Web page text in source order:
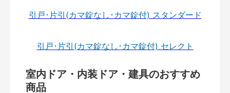
引戸･片引(カマ錠なし･カマ錠付) スタンダード
引戸･片引(カマ錠なし･カマ錠付) セレクト
室内ドア・内装ドア・建具のおすすめ
商品